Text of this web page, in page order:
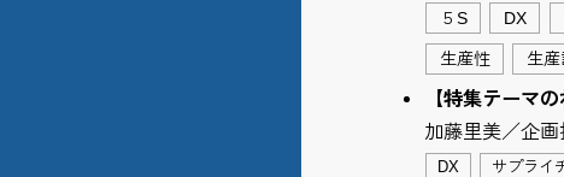
５S DX
生産性 生
【特集テーマ
加藤里美／企
DX サプライ